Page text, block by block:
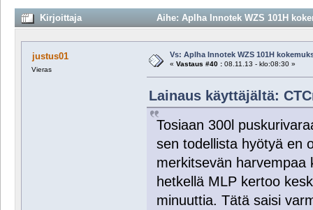
Kirjoittaja Aihe: Aplha Innotek WZS 101H
justus01
Vieras
Vs: Aplha Innotek WZS 101H
« Vastaus #40 :08.11.13 - klo:08:30 »
Lainaus käyttäjältä:
Tosiaan 300l
sen todellista hyötyä en
merkitsevän harvempaa
hetkellä MLP kertoo
minuuttia. Tätä saisi